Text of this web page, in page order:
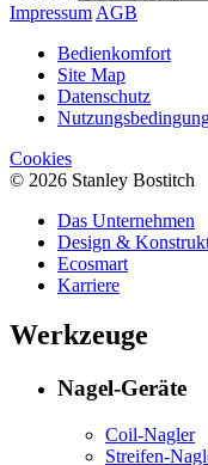
Impressum AGB
Bedienkomfort
Site Map
Datenschutz
Cookies
© 2026 Stanley Bostitch
Das Unternehmen
Design &
Ecosmart
Karriere
Werkzeuge
Nagel-Geräte
Coil-Nagler
Streifen-